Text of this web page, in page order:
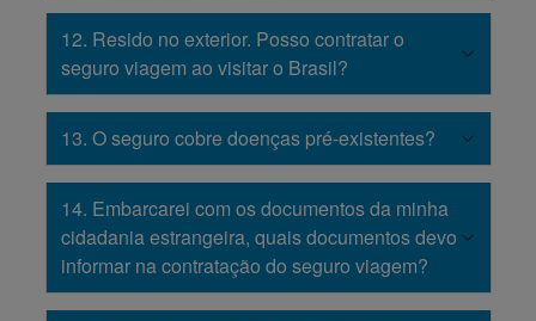
12. Resido no exterior. Posso contratar o
seguro viagem ao visitar o Brasil?
13. O seguro cobre doenças pré-existentes?
14. Embarcarei com os documentos da minha
cidadania estrangeira, quais documentos devo
informar na contratação do seguro viagem?